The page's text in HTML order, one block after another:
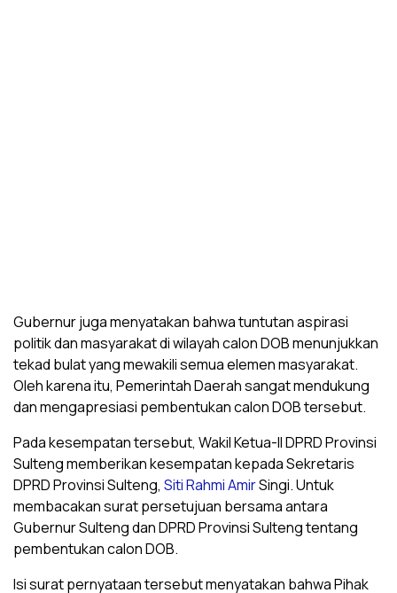
Gubernur juga menyatakan bahwa tuntutan aspirasi
politik dan masyarakat di wilayah calon DOB menunjukkan
tekad bulat yang mewakili semua elemen masyarakat.
Oleh karena itu, Pemerintah Daerah sangat mendukung
dan mengapresiasi pembentukan calon DOB tersebut.
Pada kesempatan tersebut, Wakil Ketua-II DPRD Provinsi
Sulteng memberikan kesempatan kepada Sekretaris
DPRD Provinsi Sulteng, Siti Rahmi AmirSingi. Untuk
membacakan surat persetujuan bersama antara
Gubernur Sulteng dan DPRD Provinsi Sulteng tentang
pembentukan calon DOB.
Isi surat pernyataan tersebut menyatakan bahwa Pihak